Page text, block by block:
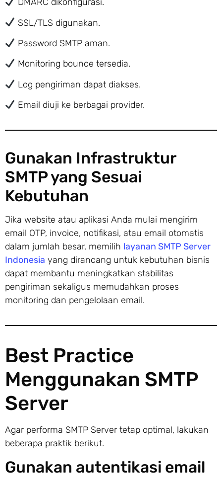
SSL/TLS digunakan.
Password SMTP aman.
Monitoring bounce tersedia.
Log pengiriman dapat diakses.
Email diuji ke berbagai provider.
Gunakan Infrastruktur
SMTP yang Sesuai
Kebutuhan
Jika website atau aplikasi Anda mulai mengirim
email OTP, invoice, notifikasi, atau email otomatis
dalam jumlah besar, memilih layanan SMTP Server
Indonesia yang dirancang untuk kebutuhan bisnis
dapat membantu meningkatkan stabilitas
pengiriman sekaligus memudahkan proses
monitoring dan pengelolaan email.
Best Practice
Menggunakan SMTP
Server
Agar performa SMTP Server tetap optimal, lakukan
beberapa praktik berikut.
Gunakan autentikasi email